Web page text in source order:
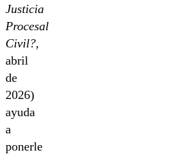
Justicia
Procesal
Civil?,
abril
de
2026)
ayuda
a
ponerle